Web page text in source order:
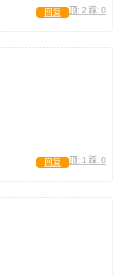
顶: 2 踩: 0
回复
顶: 1 踩: 0
回复